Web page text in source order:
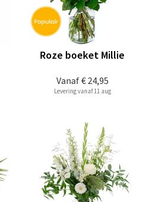
Vanaf€ 24,95
Roze boeket Millie
Levering vanaf 11 aug